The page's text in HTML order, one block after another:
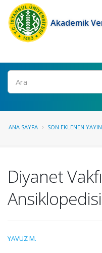
Akademik
Ara
ANA SAYFA SON EKLENEN
Diyanet
Ansiklopedisi
YAVUZ M.